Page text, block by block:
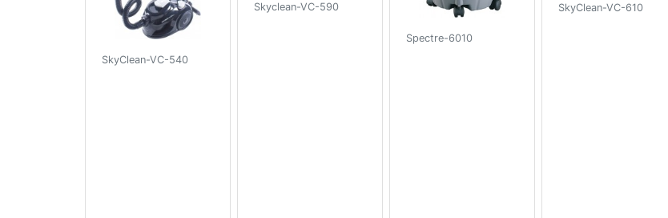
SkyClean-VC-540
Skyclean-VC-590
Spectre-6010
SkyClean-VC-610